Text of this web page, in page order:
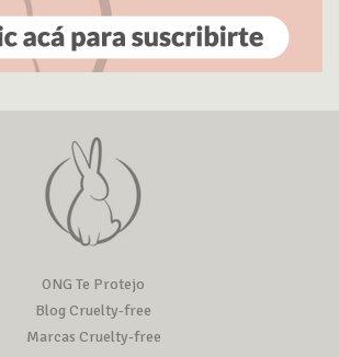
ONG Te Protejo
Blog Cruelty-free
Marcas Cruelty-free